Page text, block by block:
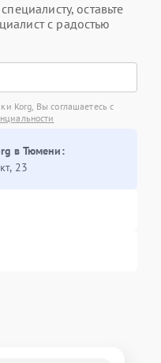
оставьте
с радостью
Korg, Вы соглашаетесь с
в Тюмени:
23